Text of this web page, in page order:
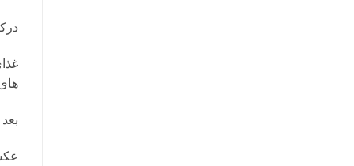
بعد از سن 12